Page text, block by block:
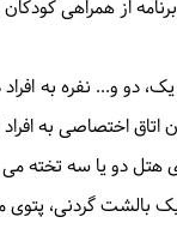
از همراهی
دو و... نفره به
اتاق اختصاصی به
هتل دو یا سه تخته
بالشت گردنی،